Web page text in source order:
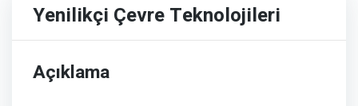
Yenilikçi Çevre Teknolojileri
Açıklama